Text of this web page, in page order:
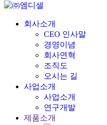
회사소개
CEO 인사말
경영이념
회사연혁
조직도
오시는 길
사업소개
사업소개
연구개발
제품소개